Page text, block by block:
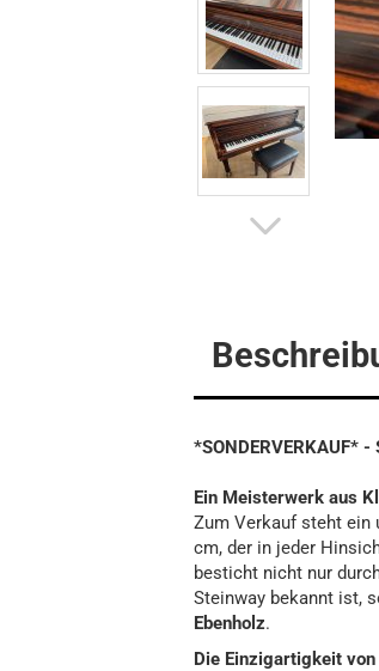
*SONDERVERKAUF*
Ein Meisterwerk aus
Zum Verkauf steht ein
cm, der in jeder
besticht nicht nur
Steinway bekannt ist,
Ebenholz.
Die Einzigartigkeit